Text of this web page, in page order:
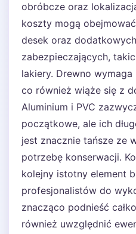
obróbcze oraz
koszty mogą
desek oraz
zabezpieczających,
lakiery. Drewno
co również wiąże się z
Aluminium i PVC
początkowe, ale ich
jest znacznie tańsze ze
potrzebę konserwacji.
kolejny istotny element
profesjonalistów do
znacząco podnieść
również uwzględnić